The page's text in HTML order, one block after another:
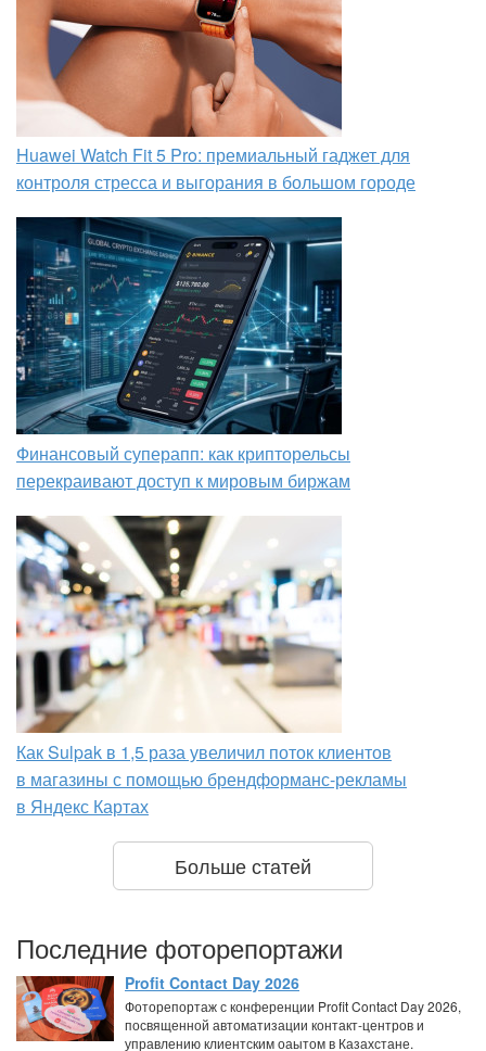
Huawei Watch Fit 5 Pro: премиальный гаджет для
контроля стресса и выгорания в большом городе
Финансовый суперапп: как крипторельсы
перекраивают доступ к мировым биржам
Как Sulpak в 1,5 раза увеличил поток клиентов
в магазины с помощью брендформанс-рекламы
в Яндекс Картах
Больше статей
Последние фоторепортажи
Profit Contact Day 2026
Фоторепортаж с конференции Profit Contact Day 2026,
посвященной автоматизации контакт-центров и
управлению клиентским оаытом в Казахстане.